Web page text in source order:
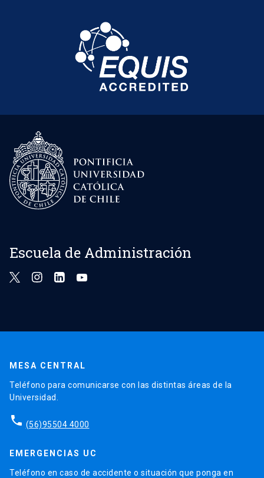
Escuela de Administración
MESA CENTRAL
Teléfono para comunicarse con las distintas áreas de la
Universidad.
phone (56)95504 4000
EMERGENCIAS UC
Teléfono en caso de accidente o situación que ponga en